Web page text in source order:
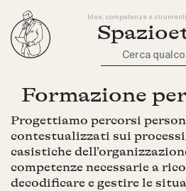
Idee, competenze e
Cerca qualcosa
Formazione
Progettiamo percorsi
contestualizzati sui
casistiche
competenze necessarie a
decodificare e gestire le